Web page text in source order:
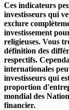
Ces indicateurs
investisseurs qui
exclure
investissement
religieuses. Vous
définition des
respectifs.
internationales
investisseurs qui
proportion
mondial des
financier.